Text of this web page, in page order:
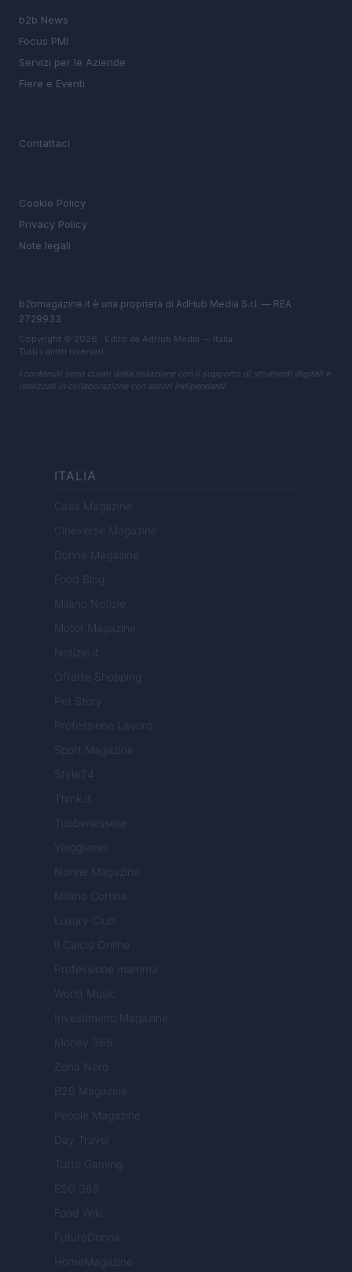
b2b News
Focus PMI
Servizi per le Aziende
Fiere e Eventi
Contattaci
Cookie Policy
Privacy Policy
Note legali
b2bmagazine.it è una proprietà di AdHub Media S.r.l. — REA
2729933
Copyright © 2026 · Edito da AdHub Media — Italia
Tutti i diritti riservati
I contenuti sono curati dalla redazione con il supporto di strumenti digitali e
realizzati in collaborazione con autori indipendenti.
ITALIA
Casa Magazine
Cineverse Magazine
Donne Magazine
Food Blog
Milano Notizie
Motor Magazine
Notizie.it
Offerte Shopping
Pet Story
Professione Lavoro
Sport Magazine
Style24
Think.it
Tuobenessere
Viaggiamo
Nonne Magazine
Milano Cortina
Luxury Club
Il Calcio Online
Professione mamma
World Music
Investimenti Magazine
Money 365
Zona Nerd
B2B Magazine
People Magazine
Day Travel
Tutto Gaming
ESG 365
Food Wiki
FuturoDonna
HomeMagazine